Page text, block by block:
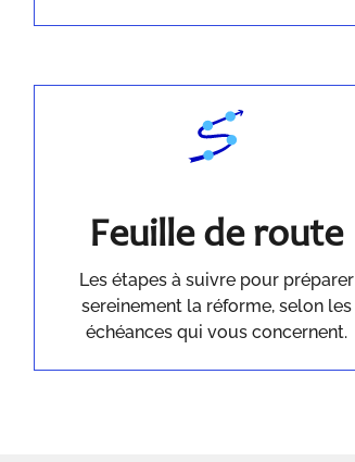
Feuille de route
Les étapes à suivre pour préparer
sereinement la réforme, selon les
échéances qui vous concernent.